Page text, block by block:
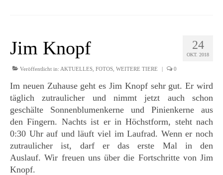
24
OKT. 2018
Jim Knopf
Veröffentlicht in: AKTUELLES FOTOS WEITERE TIERE | 0
Im neuen Zuhause geht es Jim Knopf sehr gut. Er wird
täglich zutraulicher und nimmt jetzt auch schon
geschälte Sonnenblumenkerne und Pinienkerne aus
den Fingern. Nachts ist er in Höchstform, steht nach
0:30 Uhr auf und läuft viel im Laufrad. Wenn er noch
zutraulicher ist, darf er das erste Mal in den
Auslauf. Wir freuen uns über die Fortschritte von Jim
Knopf.